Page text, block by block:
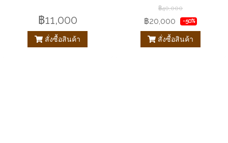
฿11,000
สั่งซื้อสินค้า
จำนวน 18 ดวง
฿40,000
฿20,000 -50%
สั่งซื้อสินค้า